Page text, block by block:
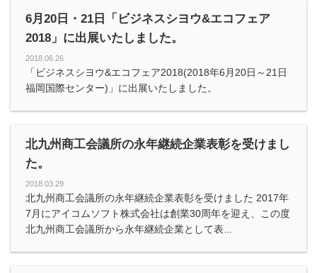
6月20日・21日「ビジネスシヨウ&エコフェア
2018」に出展いたしました。
2018.06.26
「ビジネスシヨウ&エコフェア2018(2018年6月20日～21日
福岡国際センター)」に出展いたしました。
北九州商工会議所の永年継続企業表彰を受けまし
た。
2018.03.29
北九州商工会議所の永年継続企業表彰を受けました 2017年
7月にアイコムソフト株式会社は創業30周年を迎え、この度
北九州商工会議所から永年継続企業として表...